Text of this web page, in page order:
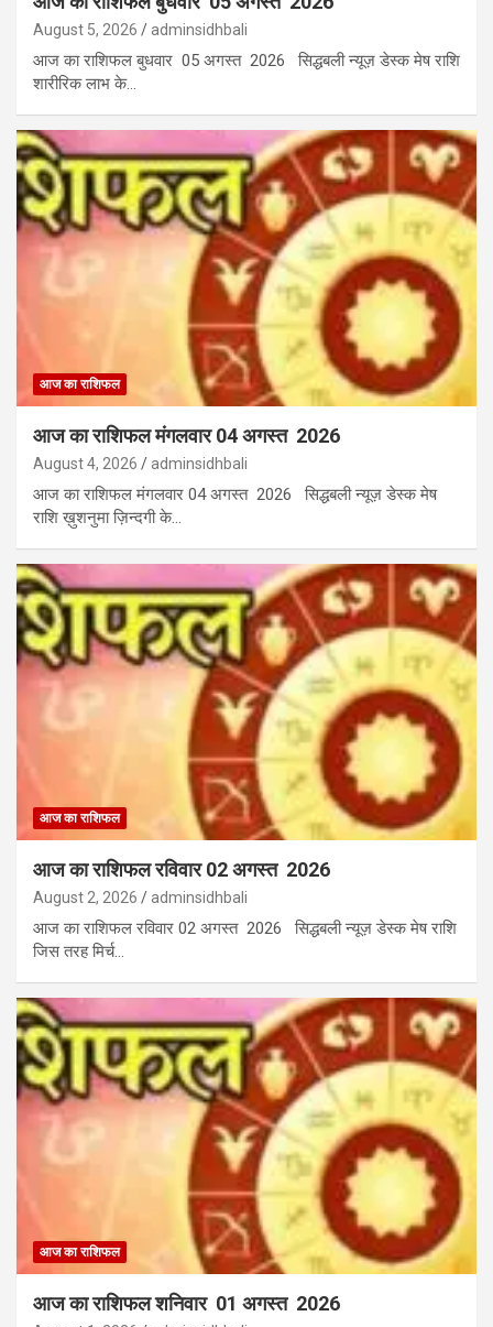
August 5, 2026 adminsidhbali
आज का राशिफल बुधवार 05 अगस्त 2026 सिद्धबली न्यूज़ डेस्क मेष राशि
शारीरिक लाभ के…
आज का राशिफल
आज का राशिफल मंगलवार 04 अगस्त 2026
August 4, 2026 adminsidhbali
आज का राशिफल मंगलवार 04 अगस्त 2026 सिद्धबली न्यूज़ डेस्क मेष
राशि ख़ुशनुमा ज़िन्दगी के…
आज का राशिफल
आज का राशिफल रविवार 02 अगस्त 2026
August 2, 2026 adminsidhbali
आज का राशिफल रविवार 02 अगस्त 2026 सिद्धबली न्यूज़ डेस्क मेष राशि
जिस तरह मिर्च…
आज का राशिफल
आज का राशिफल शनिवार 01 अगस्त 2026